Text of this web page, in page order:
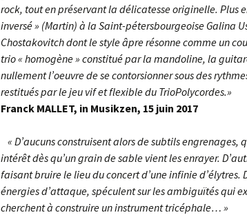
rock, tout en préservant la délicatesse originelle. Plus
inversé » (Martin) à la Saint-pétersbourgeoise Galina
Chostakovitch dont le style âpre résonne comme un
trio « homogène » constitué par la mandoline, la
nullement l’oeuvre de se contorsionner sous des
restitués par le jeu vif et flexible du TrioPolycordes.»
Franck MALLET, in Musikzen, 15 juin 2017
« D’aucuns construisent alors de subtils engrenages,
intérêt dès qu’un grain de sable vient les enrayer.
faisant bruire le lieu du concert d’une infinie d’élytres.
énergies d’attaque, spéculent sur les ambiguïtés qui
cherchent à construire un instrument tricéphale… »